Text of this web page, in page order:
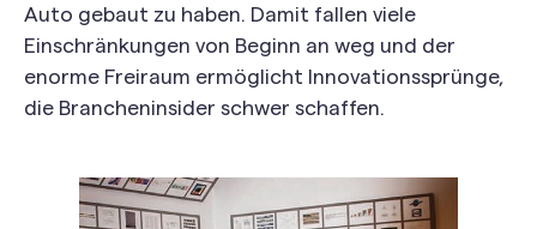
Auto gebaut zu haben. Damit fallen viele
Einschränkungen von Beginn an weg und der
enorme Freiraum ermöglicht Innovationssprünge,
die Brancheninsider schwer schaffen.